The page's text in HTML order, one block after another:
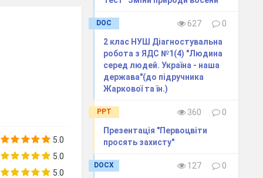
проектор,
ЛЕГО.
5.0
5.0
5.0
DOC 627
0
2 клас НУШ Діагностувальна
робота з ЯДС №1(4) "Людина
серед людей. Україна - наша
держава"(до підручника
Жаркової та їн.)
PPT 360
0
Презентація "Первоцвіти
просять захисту"
DOCX 127
0